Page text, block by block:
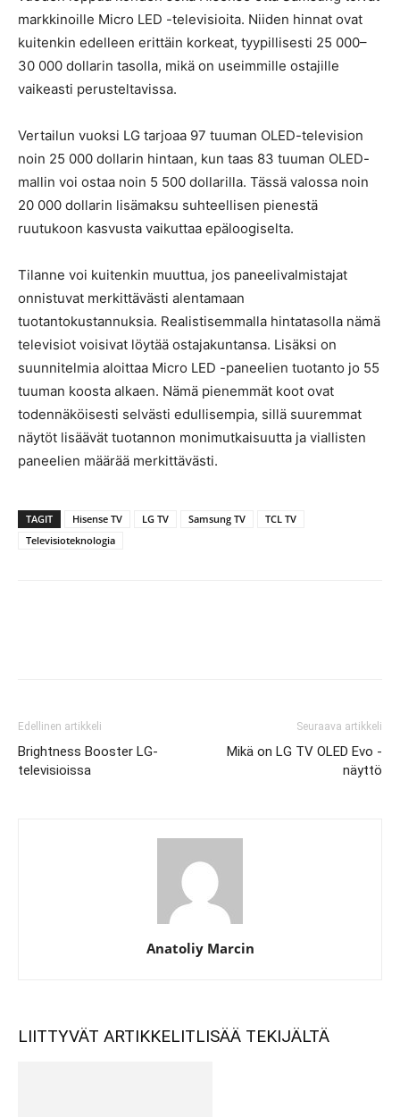
markkinoille Micro LED -televisioita. Niiden hinnat ovat
kuitenkin edelleen erittäin korkeat, tyypillisesti 25 000–
30 000 dollarin tasolla, mikä on useimmille ostajille
vaikeasti perusteltavissa.
Vertailun vuoksi LG tarjoaa 97 tuuman OLED-television
noin 25 000 dollarin hintaan, kun taas 83 tuuman OLED-
mallin voi ostaa noin 5 500 dollarilla. Tässä valossa noin
20 000 dollarin lisämaksu suhteellisen pienestä
ruutukoon kasvusta vaikuttaa epäloogiselta.
Tilanne voi kuitenkin muuttua, jos paneelivalmistajat
onnistuvat merkittävästi alentamaan
tuotantokustannuksia. Realistisemmalla hintatasolla nämä
televisiot voisivat löytää ostajakuntansa. Lisäksi on
suunnitelmia aloittaa Micro LED -paneelien tuotanto jo 55
tuuman koosta alkaen. Nämä pienemmät koot ovat
todennäköisesti selvästi edullisempia, sillä suuremmat
näytöt lisäävät tuotannon monimutkaisuutta ja viallisten
paneelien määrää merkittävästi.
TAGIT Hisense TV LG TV Samsung TV
TCL TV
Televisioteknologia
Edellinen artikkeli
Brightness Booster LG-
televisioissa
Seuraava artikkeli
Mikä on LG TV OLED Evo -
näyttö
Anatoliy Marcin
LIITTYVÄT ARTIKKELITLISÄÄ TEKIJÄLTÄ